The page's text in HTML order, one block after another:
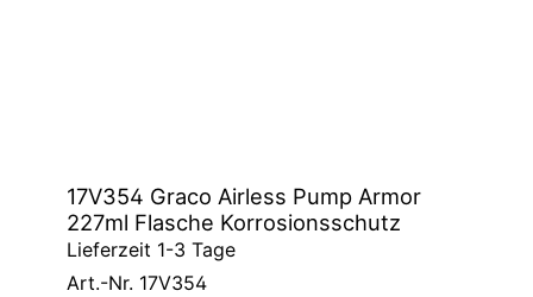
17V354 Graco Airless Pump Armor
227ml Flasche Korrosionsschutz
Lieferzeit 1-3 Tage
Art.-Nr. 17V354